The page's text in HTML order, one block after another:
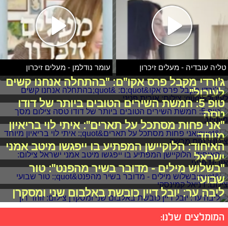
טליה עובדיה - מעלים זיכרון עומר נודלמן - מעלים זיכרון
ג'ורדי מקבל פרס אקו"ם: "בהתחלה אנחנו קשים
לעיכול"
טופ 5: חמשת השירים הטובים ביותר של דודו
טסה
"אני פחות מסתכל על תארים": איתי לוי בריאיון
מיוחד
האיחוד: הלוקיישן המפתיע בו ייפגשו מיטב אמני
ישראל
"בשלוש מילים - מדובר בשיר מהפנט": טור
שבועי
ליבה ער: יובל דיין כובשת באלבום שני ומסקרן
המומלצים שלנו: